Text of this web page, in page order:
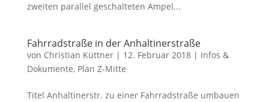
zweiten parallel geschalteten Ampel...
Fahrradstraße in der Anhaltinerstraße
von Christian Küttner| 12. Februar 2018| Infos &
Dokumente, Plan Z-Mitte
Titel Anhaltinerstr. zu einer Fahrradstraße umbauen